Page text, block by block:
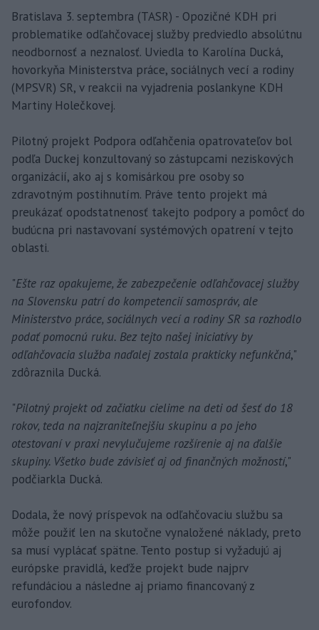
Bratislava 3. septembra (TASR) - Opozičné KDH pri
problematike odľahčovacej služby predviedlo absolútnu
neodbornosť a neznalosť. Uviedla to Karolína Ducká,
hovorkyňa Ministerstva práce, sociálnych vecí a rodiny
(MPSVR) SR, v reakcii na vyjadrenia poslankyne KDH
Martiny Holečkovej.
Pilotný projekt Podpora odľahčenia opatrovateľov bol
podľa Duckej konzultovaný so zástupcami neziskových
organizácií, ako aj s komisárkou pre osoby so
zdravotným postihnutím. Práve tento projekt má
preukázať opodstatnenosť takejto podpory a pomôcť do
budúcna pri nastavovaní systémových opatrení v tejto
oblasti.
"Ešte raz opakujeme, že zabezpečenie odľahčovacej služby
na Slovensku patrí do kompetencií samospráv, ale
Ministerstvo práce, sociálnych vecí a rodiny SR sa rozhodlo
podať pomocnú ruku. Bez tejto našej iniciatívy by
odľahčovacia služba naďalej zostala prakticky nefunkčná,"
zdôraznila Ducká.
"Pilotný projekt od začiatku cielime na deti od šesť do 18
rokov, teda na najzraniteľnejšiu skupinu a po jeho
otestovaní v praxi nevylučujeme rozšírenie aj na ďalšie
skupiny. Všetko bude závisieť aj od finančných možností,"
podčiarkla Ducká.
Dodala, že nový príspevok na odľahčovaciu službu sa
môže použiť len na skutočne vynaložené náklady, preto
sa musí vyplácať spätne. Tento postup si vyžadujú aj
európske pravidlá, keďže projekt bude najprv
refundáciou a následne aj priamo financovaný z
eurofondov.